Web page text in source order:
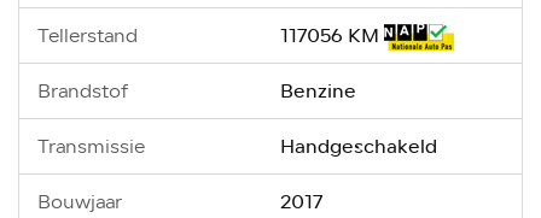
Tellerstand 117056 KM
Brandstof Benzine
Transmissie Handgeschakeld
Bouwjaar 2017